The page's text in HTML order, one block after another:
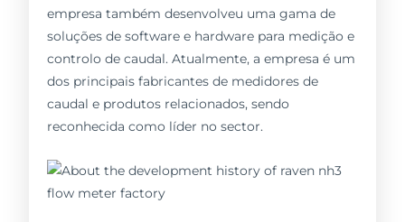
empresa também desenvolveu uma gama de
soluções de software e hardware para medição e
controlo de caudal. Atualmente, a empresa é um
dos principais fabricantes de medidores de
caudal e produtos relacionados, sendo
reconhecida como líder no sector.